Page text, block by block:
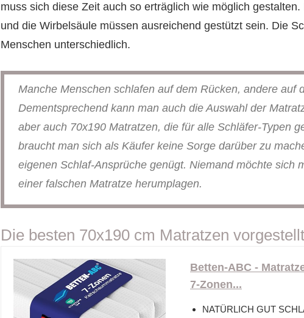
muss sich diese Zeit auch so erträglich wie möglich
und die Wirbelsäule müssen ausreichend gestützt sein. Die
Menschen unterschiedlich.
Manche Menschen schlafen auf dem Rücken, andere auf
Dementsprechend kann man auch die Auswahl der
aber auch 70x190 Matratzen, die für alle Schläfer-Typen
braucht man sich als Käufer keine Sorge darüber zu
eigenen Schlaf-Ansprüche genügt. Niemand möchte sich
einer falschen Matratze herumplagen.
Die besten 70x190 cm Matratzen vorgestellt
Betten-ABC -
7-Zonen...
NATÜRLICH GUT